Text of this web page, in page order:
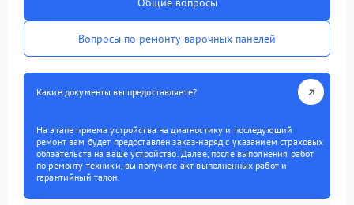
Вопросы по ремонту варочных панелей
Какие документы вы предоставляете?
На этапе приема устройства на диагностику и последующий
ремонт вам будет предоставлен заказ-наряд с указанием страховых
обязательств на ваше устройство. Далее, после выполнения работ
по ремонту техники, вы получите акт выполненных работ и
гарантийный талон.